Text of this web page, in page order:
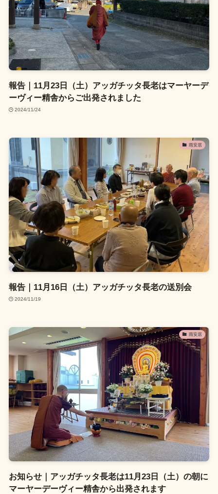
報告｜11月23日（土）アッガチッタ長老はマーヤーデ
ーヴィー精舎からご出発されました
2024/11/24
雨安居
報告｜11月16日（土）アッガチッタ長老の送別会
2024/11/19
雨安居
お知らせ｜アッガチッタ長老は11月23日（土）の朝に
マーヤーデーヴィー精舎から出発されます